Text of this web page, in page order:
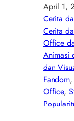
April 1,
Cerita
Cerita
Office
Animasi
dan
Fandom,
Office,